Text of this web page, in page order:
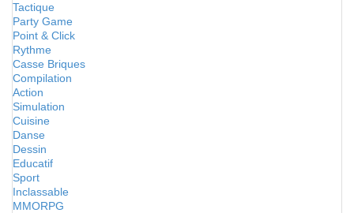
Tactique
Party Game
Point & Click
Rythme
Casse Briques
Compilation
Action
Simulation
Cuisine
Danse
Dessin
Educatif
Sport
Inclassable
MMORPG